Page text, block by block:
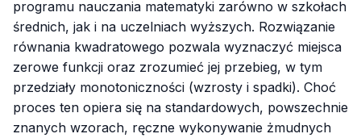
programu nauczania matematyki zarówno w szkołach
średnich, jak i na uczelniach wyższych. Rozwiązanie
równania kwadratowego pozwala wyznaczyć miejsca
zerowe funkcji oraz zrozumieć jej przebieg, w tym
przedziały monotoniczności (wzrosty i spadki). Choć
proces ten opiera się na standardowych, powszechnie
znanych wzorach, ręczne wykonywanie żmudnych